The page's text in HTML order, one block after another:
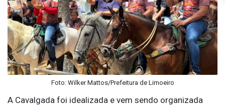
Foto: Wilker Mattos/Prefeitura de Limoeiro
A Cavalgada foi idealizada e vem sendo organizada